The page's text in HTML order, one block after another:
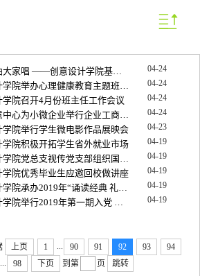
爱国歌曲大家唱 ——创意设计学院基础教研室创新教研活动 04-24
创意设计学院举办心理健康教育主题班主任培训会 04-24
学院召开4月份班主任工作会议 04-24
文化创意中心为小微企业举行企业工商事务宣讲 04-24
学院举行学生微电影作品展映会 04-23
学院积极开拓学生省外就业市场 04-19
创意设计学院党总支视传党支部组织国学学习主题党日活动 04-19
学院优秀毕业生应邀回校做讲座 04-19
创意设计学院承办2019年“诵读经典 礼赞辉煌” 青春国学荟 04-19
创意设计学院举行2019年第一期入党 先进分子培训班开班仪式 04-19
上页 1 90 91 92 93
94
98 下页 到第 页 跳转